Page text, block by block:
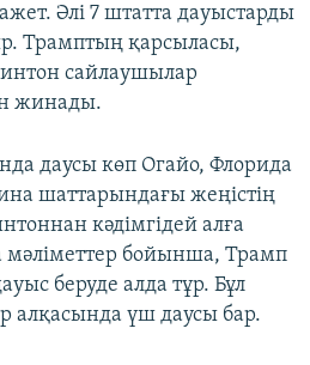
Әлі 7 штатта дауыстарды
Трамптың қарсыласы,
сайлаушылар
жинады.
даусы көп Огайо, Флорида
шаттарындағы жеңістің
кәдімгідей алға
мәліметтер бойынша, Трамп
беруде алда тұр. Бұл
алқасында үш даусы бар.